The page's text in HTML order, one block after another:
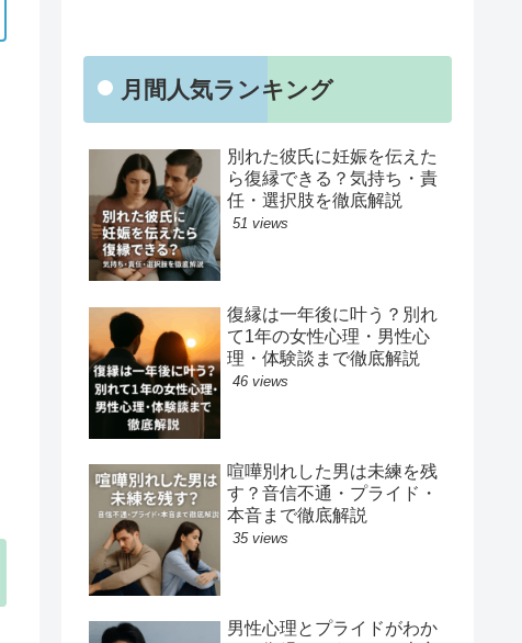
月間人気ランキング
別れた彼氏に妊娠を伝えた
ら復縁できる？気持ち・責
任・選択肢を徹底解説
51 views
復縁は一年後に叶う？別れ
て1年の女性心理・男性心
理・体験談まで徹底解説
46 views
喧嘩別れした男は未練を残
す？音信不通・プライド・
本音まで徹底解説
35 views
男性心理とプライドがわか